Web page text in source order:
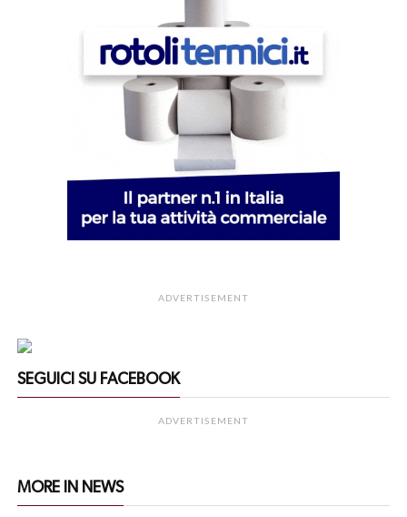
ADVERTISEMENT
SEGUICI SU FACEBOOK
ADVERTISEMENT
MORE IN NEWS